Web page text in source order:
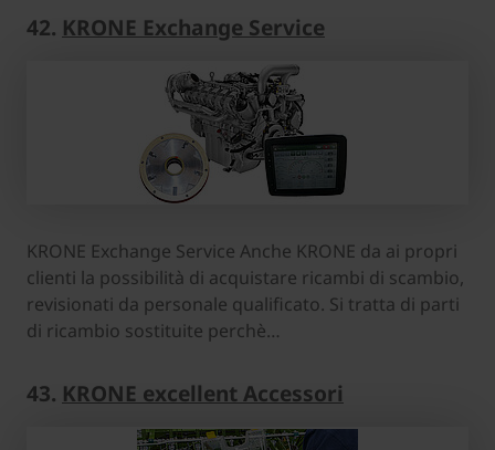
42. KRONE Exchange Service
KRONE Exchange Service Anche KRONE da ai propri
clienti la possibilità di acquistare ricambi di scambio,
revisionati da personale qualificato. Si tratta di parti
di ricambio sostituite perchè…
43. KRONE excellent Accessori